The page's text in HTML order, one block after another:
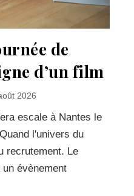
de
d’un film
2026
escale à Nantes le
l'univers du
recrutement. Le
évènement